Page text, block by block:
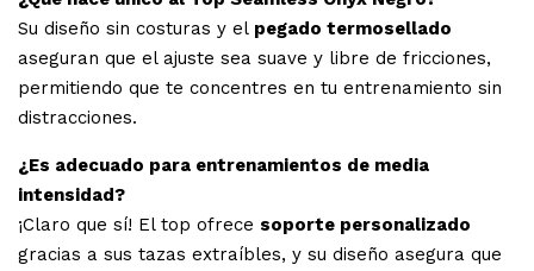
Su diseño sin costuras y el pegado termosellado
aseguran que el ajuste sea suave y libre de fricciones,
permitiendo que te concentres en tu entrenamiento sin
distracciones.
¿Es adecuado para entrenamientos de media
intensidad?
¡Claro que sí! El top ofrece soporte personalizado
gracias a sus tazas extraíbles, y su diseño asegura que